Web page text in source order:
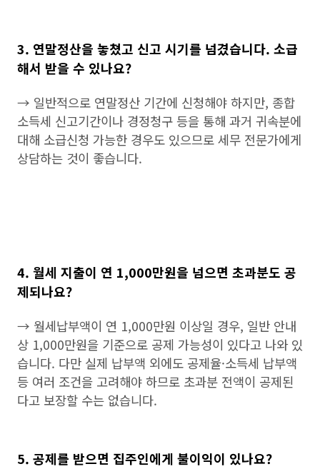
3. 연말정산을 놓쳤고 신고 시기를 넘겼습니다. 소급
해서 받을 수 있나요?
→ 일반적으로 연말정산 기간에 신청해야 하지만, 종합
소득세 신고기간이나 경정청구 등을 통해 과거 귀속분에
대해 소급신청 가능한 경우도 있으므로 세무 전문가에게
상담하는 것이 좋습니다.
4. 월세 지출이 연 1,000만원을 넘으면 초과분도 공
제되나요?
→ 월세납부액이 연 1,000만원 이상일 경우, 일반 안내
상 1,000만원을 기준으로 공제 가능성이 있다고 나와 있
습니다. 다만 실제 납부액 외에도 공제율·소득세 납부액
등 여러 조건을 고려해야 하므로 초과분 전액이 공제된
다고 보장할 수는 없습니다.
5. 공제를 받으면 집주인에게 불이익이 있나요?